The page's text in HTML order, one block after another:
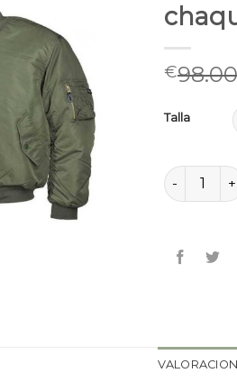
€98.00
Talla
chaqueta